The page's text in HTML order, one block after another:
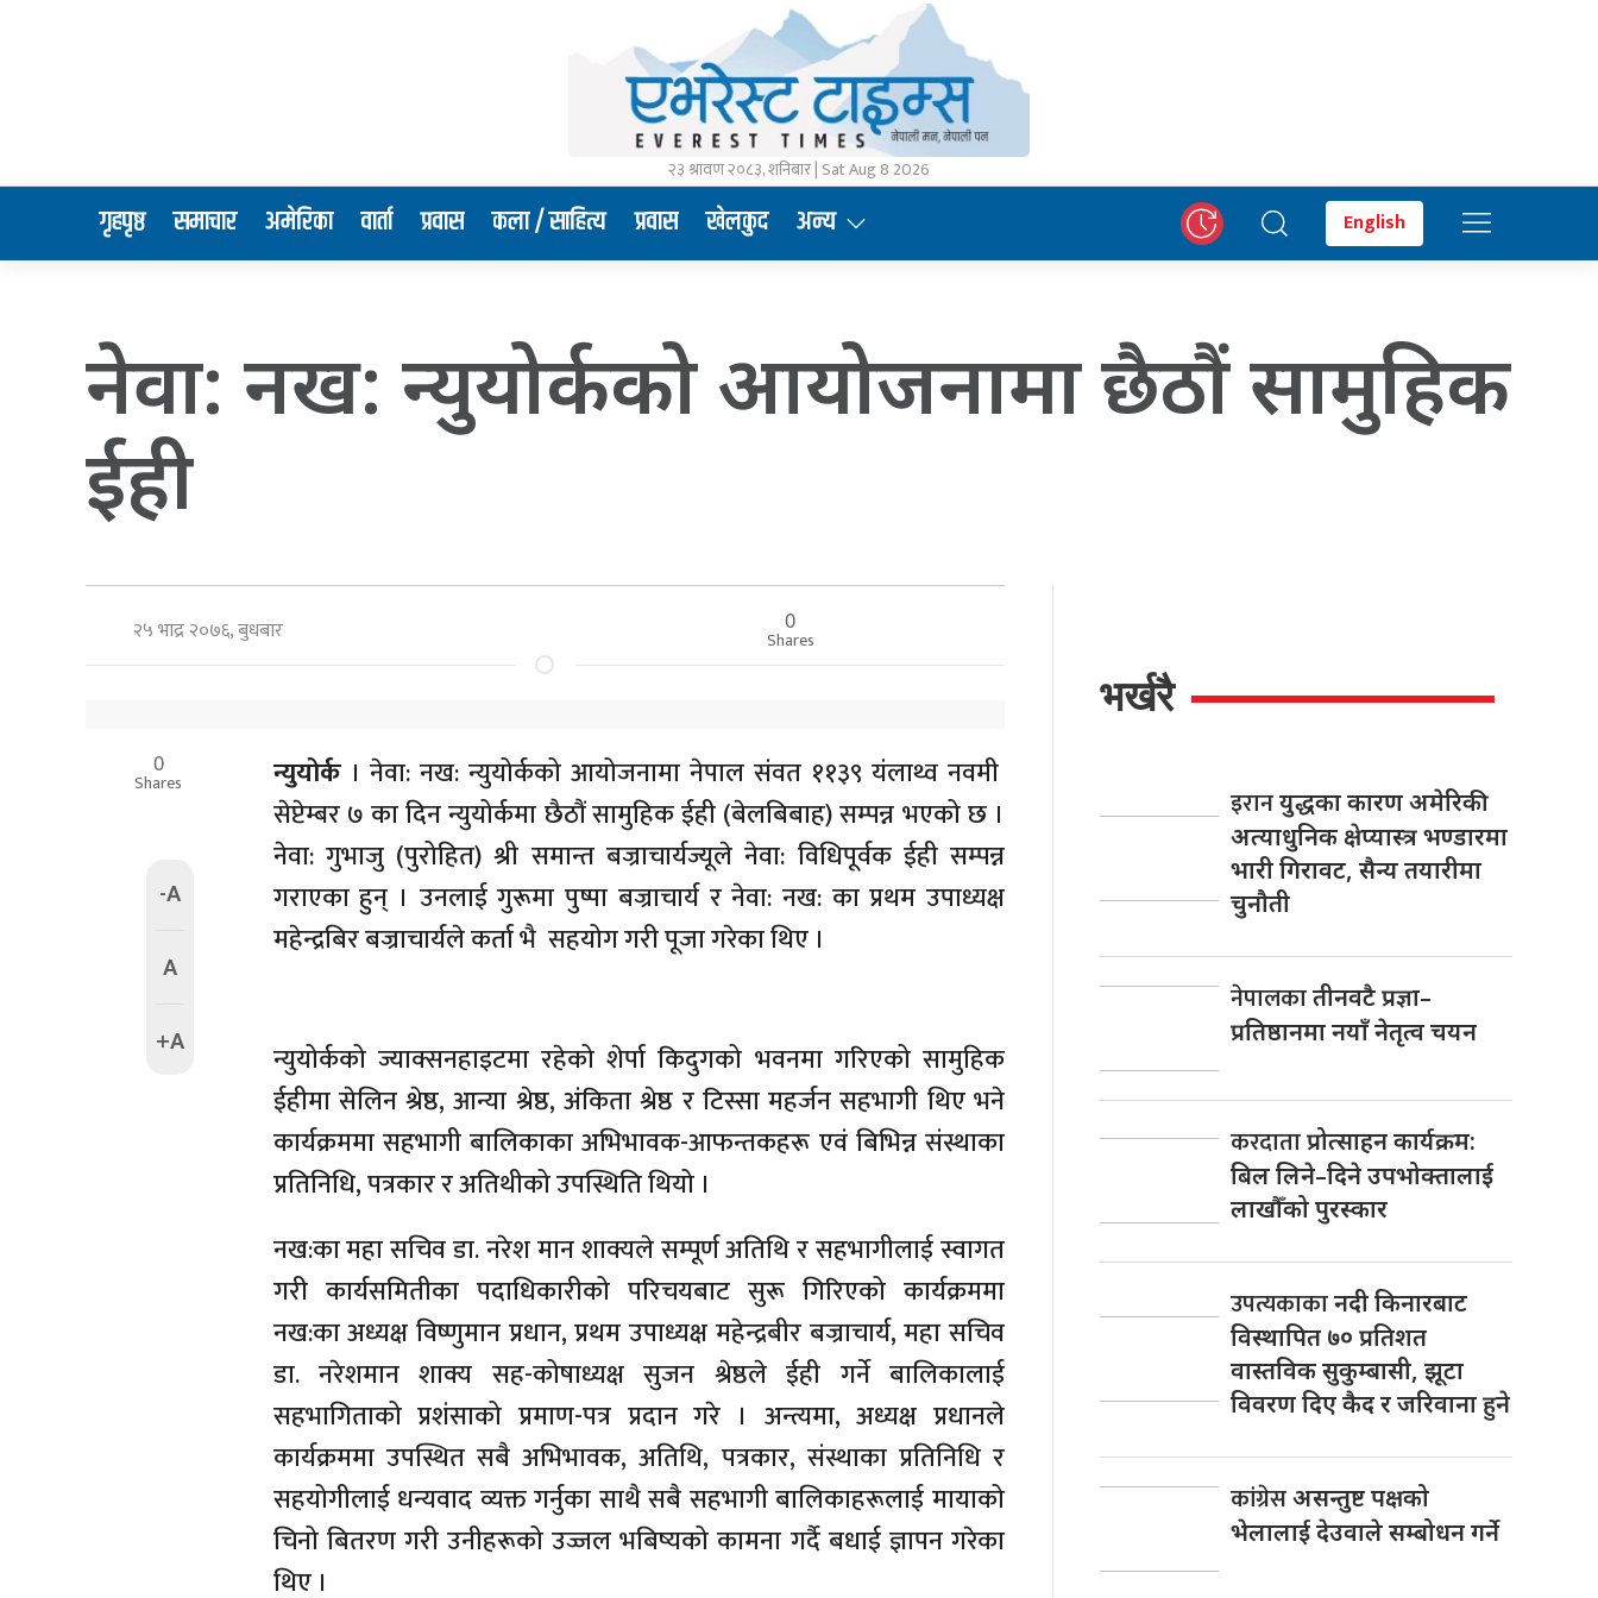
२३ श्रावण २०८३, शनिबार | Sat Aug 8 2026
गृहपृष्ठ समाचार अमेरिका वार्ता प्रवास कला / साहित्य प्रवास खेलकुद अन्य English
नेवा: नख: न्युयोर्कको आयोजनामा छैठौं सामुहिक
ईही
२५ भाद्र २०७६, बुधबार 0
Shares
0
Shares
-A
A
+A
न्युयोर्क। नेवा: नख: न्युयोर्कको आयोजनामा नेपाल संवत ११३९ यंलाथ्व नवमी
सेप्टेम्बर ७ का दिन न्युयोर्कमा छैठौं सामुहिक ईही (बेलबिबाह) सम्पन्न भएको छ ।
नेवा: गुभाजु (पुरोहित) श्री समान्त बज्राचार्यज्यूले नेवा: विधिपूर्वक ईही सम्पन्न
गराएका हुन् । उनलाई गुरूमा पुष्पा बज्राचार्य र नेवा: नख: का प्रथम उपाध्यक्ष
महेन्द्रबिर बज्राचार्यले कर्ता भै सहयोग गरी पूजा गरेका थिए ।
न्युयोर्कको ज्याक्सनहाइटमा रहेको शेर्पा किदुगको भवनमा गरिएको सामुहिक
ईहीमा सेलिन श्रेष्ठ, आन्या श्रेष्ठ, अंकिता श्रेष्ठ र टिस्सा महर्जन सहभागी थिए भने
कार्यक्रममा सहभागी बालिकाका अभिभावक-आफन्तकहरू एवं बिभिन्न संस्थाका
प्रतिनिधि, पत्रकार र अतिथीको उपस्थिति थियो ।
नख:का महा सचिव डा. नरेश मान शाक्यले सम्पूर्ण अतिथि र सहभागीलाई स्वागत
गरी कार्यसमितीका पदाधिकारीको परिचयबाट सुरू गिरिएको कार्यक्रममा
नख:का अध्यक्ष विष्णुमान प्रधान, प्रथम उपाध्यक्ष महेन्द्रबीर बज्राचार्य, महा सचिव
डा. नरेशमान शाक्य सह-कोषाध्यक्ष सुजन श्रेष्ठले ईही गर्ने बालिकालाई
सहभागिताको प्रशंसाको प्रमाण-पत्र प्रदान गरे । अन्त्यमा, अध्यक्ष प्रधानले
कार्यक्रममा उपस्थित सबै अभिभावक, अतिथि, पत्रकार, संस्थाका प्रतिनिधि र
सहयोगीलाई धन्यवाद व्यक्त गर्नुका साथै सबै सहभागी बालिकाहरूलाई मायाको
चिनो बितरण गरी उनीहरूको उज्जल भबिष्यको कामना गर्दै बधाई ज्ञापन गरेका
थिए ।
भर्खरै
इरानयुद्धका कारण अमेरिकी
अत्याधुनिक क्षेप्यास्त्र भण्डारमा
भारी गिरावट, सैन्य तयारीमा
चुनौती
नेपालकातीनवटै प्रज्ञा–
प्रतिष्ठानमा नयाँ नेतृत्व चयन
करदाताप्रोत्साहन कार्यक्रम:
बिल लिने–दिने उपभोक्तालाई
लाखौँको पुरस्कार
उपत्यकाकानदी किनारबाट
विस्थापित ७० प्रतिशत
वास्तविक सुकुम्बासी, झूटा
विवरण दिए कैद र जरिवाना हुने
कांग्रेसअसन्तुष्ट पक्षको
भेलालाई देउवाले सम्बोधन गर्ने